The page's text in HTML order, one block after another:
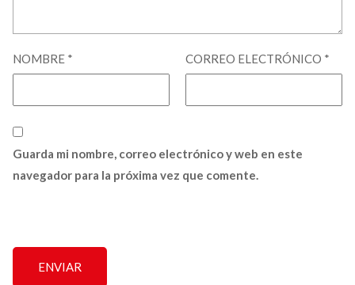
NOMBRE * CORREO ELECTRÓNICO *
Guarda mi nombre, correo electrónico y web en este
navegador para la próxima vez que comente.